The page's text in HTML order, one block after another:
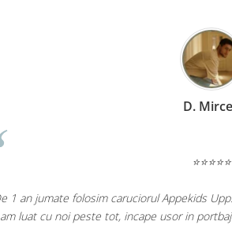
C.
Recomand cu cel mai mare drag
Am inceput inca din primele luni de viata a